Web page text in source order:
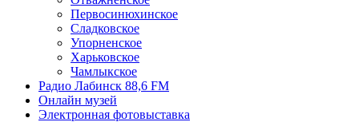
Первосинюхинское
Сладковское
Упорненское
Харьковское
Чамлыкское
Радио Лабинск 88,6 FM
Онлайн музей
Электронная фотовыставка